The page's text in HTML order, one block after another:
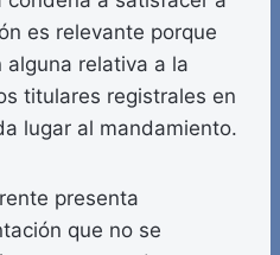
es relevante porque
relativa a la
titulares registrales en
lugar al mandamiento.
presenta
que no se